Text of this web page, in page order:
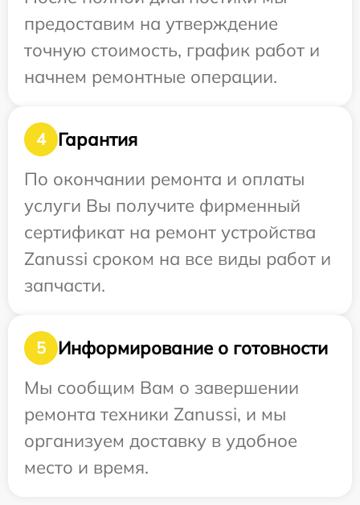
предоставим на утверждение
точную стоимость, график работ и
начнем ремонтные операции.
4
Гарантия
По окончании ремонта и оплаты
услуги Вы получите фирменный
сертификат на ремонт устройства
Zanussi сроком на все виды работ и
запчасти.
5
Информирование о готовности
Мы сообщим Вам о завершении
ремонта техники Zanussi, и мы
организуем доставку в удобное
место и время.